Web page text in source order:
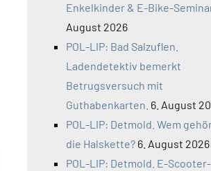
Enkelkinder & E-Bike-
August 2026
POL-LIP: Bad Salzuflen.
Ladendetektiv bemerkt
Betrugsversuch mit
Guthabenkarten. 6. August
POL-LIP: Detmold. Wem
die Halskette? 6. August 2026
POL-LIP: Detmold. E-Scooter-